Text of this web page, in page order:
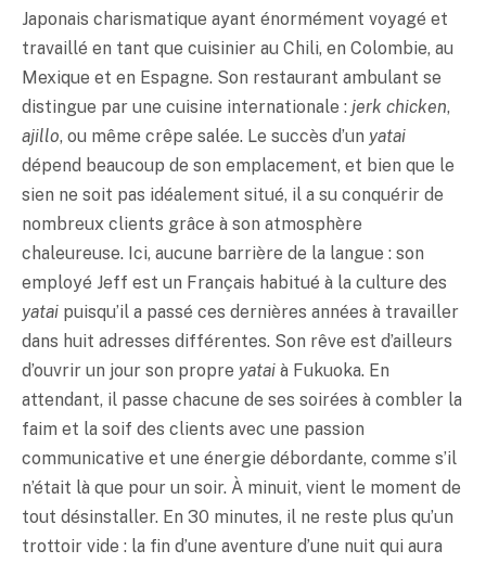
Japonais charismatique ayant énormément voyagé et
travaillé en tant que cuisinier au Chili, en Colombie, au
Mexique et en Espagne. Son restaurant ambulant se
distingue par une cuisine internationale : jerk chicken,
ajillo, ou même crêpe salée. Le succès d’un yatai
dépend beaucoup de son emplacement, et bien que le
sien ne soit pas idéalement situé, il a su conquérir de
nombreux clients grâce à son atmosphère
chaleureuse. Ici, aucune barrière de la langue : son
employé Jeff est un Français habitué à la culture des
yatai puisqu’il a passé ces dernières années à travailler
dans huit adresses différentes. Son rêve est d’ailleurs
d’ouvrir un jour son propre yatai à Fukuoka. En
attendant, il passe chacune de ses soirées à combler la
faim et la soif des clients avec une passion
communicative et une énergie débordante, comme s’il
n’était là que pour un soir. À minuit, vient le moment de
tout désinstaller. En 30 minutes, il ne reste plus qu’un
trottoir vide : la fin d’une aventure d’une nuit qui aura